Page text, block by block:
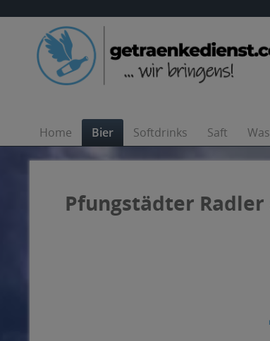
Home Bier Softdrinks Saft
Pfungstädter